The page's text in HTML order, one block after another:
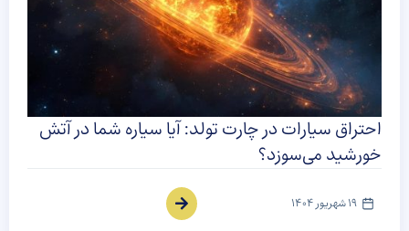
احتراق سیارات در چارت تولد: آیا سیاره شما در آتش
خورشید می‌سوزد؟
19 شهریور 1404